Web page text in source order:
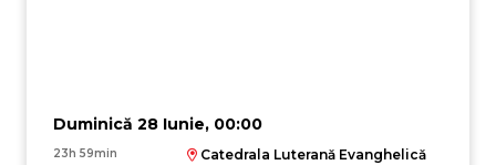
Duminică 28 Iunie, 00:00
23h 59min
Catedrala Luterană Evanghelică